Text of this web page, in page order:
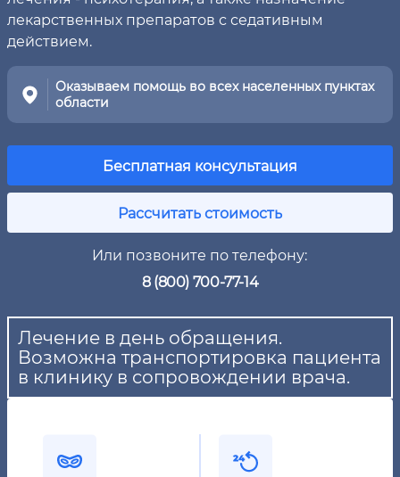
лекарственных препаратов с седативным
действием.
Оказываем помощь во всех населенных пунктах
области
Бесплатная консультация
Рассчитать стоимость
Или позвоните по телефону:
8 (800) 700-77-14
Лечение в день обращения.
Возможна транспортировка пациента
в клинику в сопровождении врача.